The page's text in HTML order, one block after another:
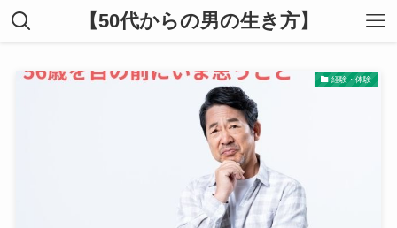
【50代からの男の生き方】
経験・体験